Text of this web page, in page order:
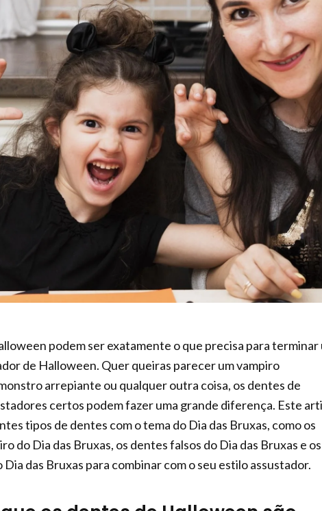
podem ser exatamente o que precisa para terminar
de Halloween. Quer queiras parecer um vampiro
arrepiante ou qualquer outra coisa, os dentes de
certos podem fazer uma grande diferença. Este
tipos de dentes com o tema do Dia das Bruxas, como os
do Dia das Bruxas, os dentes falsos do Dia das Bruxas e os
das Bruxas para combinar com o seu estilo assustador.